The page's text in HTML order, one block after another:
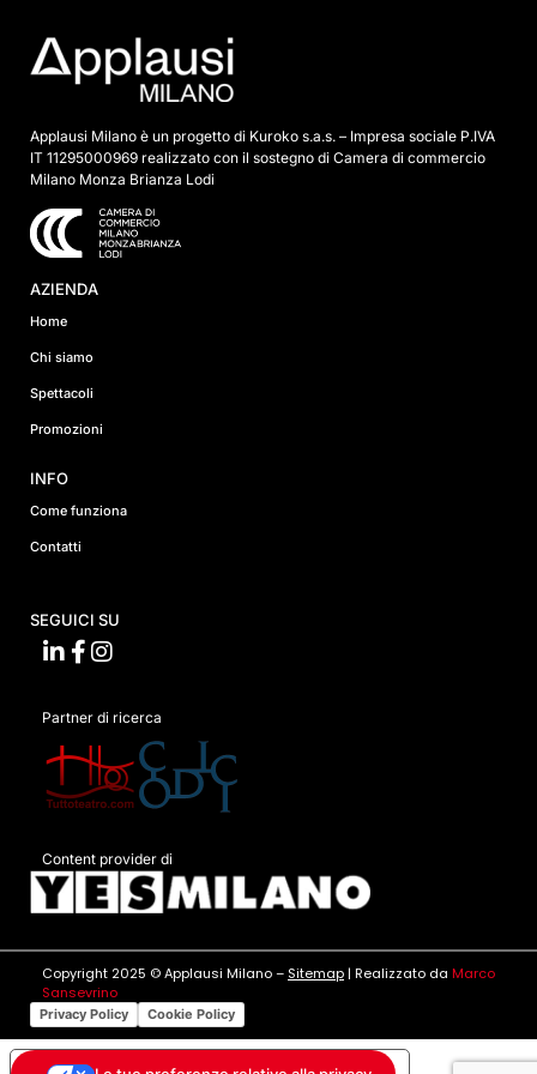
Applausi Milano è un progetto di Kuroko s.a.s. – Impresa sociale P.IVA
IT 11295000969 realizzato con il sostegno di Camera di commercio
Milano Monza Brianza Lodi
AZIENDA
Home
Chi siamo
Spettacoli
Promozioni
INFO
Come funziona
Contatti
SEGUICI SU
Partner di ricerca
Content provider di
Copyright 2025 © Applausi Milano – Sitemap| Realizzato da Marco
Sansevrino
Privacy Policy Cookie Policy